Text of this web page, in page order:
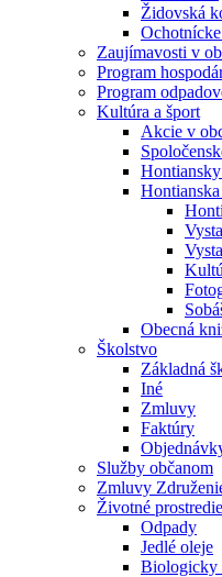
Židovská
Zaujímavosti v
Program
Program
Kultúra a šport
Akcie v
Obecná
Školstvo
Základná
Iné
Zmluvy
Faktúry
Služby občanom
Zmluvy
Životné prostredie
Odpady
Jedlé oleje
Biologicky